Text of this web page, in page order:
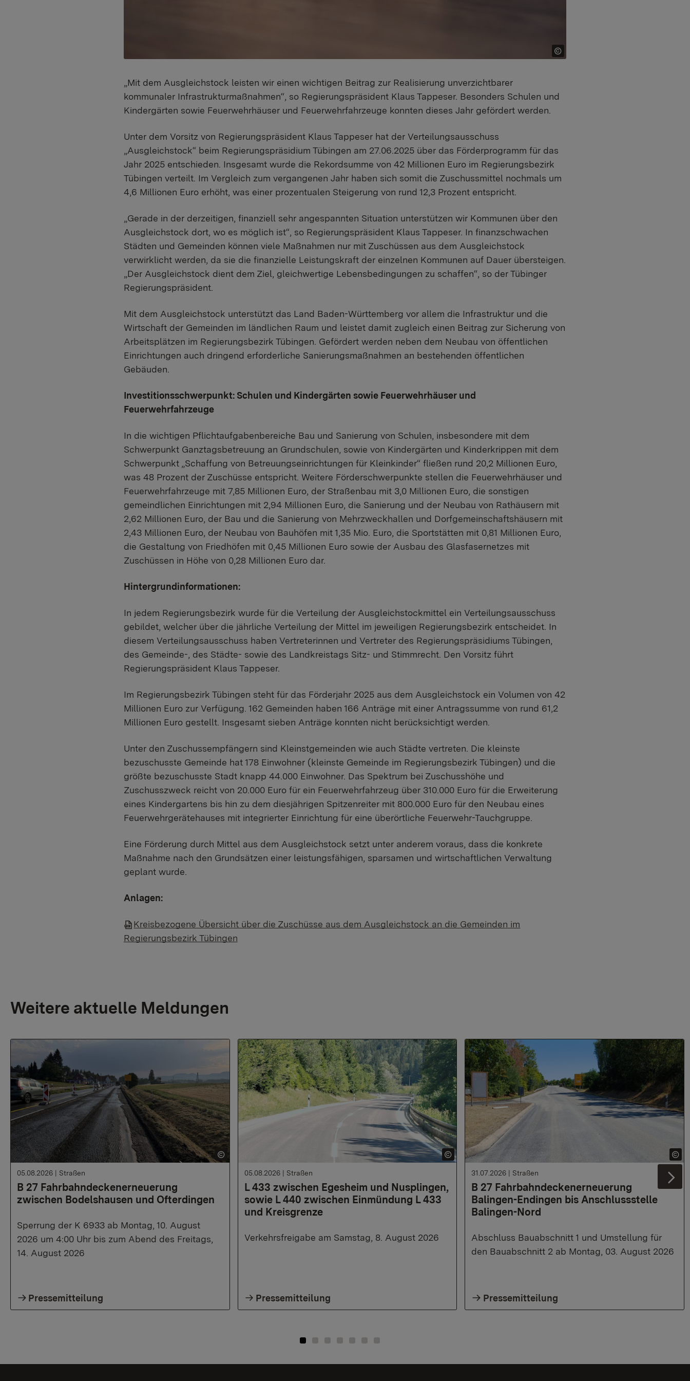
„Mit dem Ausgleichstock leisten wir einen wichtigen Beitrag zur Realisierung unverzichtbarer
kommunaler Infrastrukturmaßnahmen“, so Regierungspräsident Klaus Tappeser. Besonders Schulen und
Kindergärten sowie Feuerwehrhäuser und Feuerwehrfahrzeuge konnten dieses Jahr gefördert werden.
Unter dem Vorsitz von Regierungspräsident Klaus Tappeser hat der Verteilungsausschuss
„Ausgleichstock“ beim Regierungspräsidium Tübingen am 27.06.2025 über das Förderprogramm für das
Jahr 2025 entschieden. Insgesamt wurde die Rekordsumme von 42 Millionen Euro im Regierungsbezirk
Tübingen verteilt. Im Vergleich zum vergangenen Jahr haben sich somit die Zuschussmittel nochmals um
4,6 Millionen Euro erhöht, was einer prozentualen Steigerung von rund 12,3 Prozent entspricht.
„Gerade in der derzeitigen, finanziell sehr angespannten Situation unterstützen wir Kommunen über den
Ausgleichstock dort, wo es möglich ist“, so Regierungspräsident Klaus Tappeser. In finanzschwachen
Städten und Gemeinden können viele Maßnahmen nur mit Zuschüssen aus dem Ausgleichstock
verwirklicht werden, da sie die finanzielle Leistungskraft der einzelnen Kommunen auf Dauer übersteigen.
„Der Ausgleichstock dient dem Ziel, gleichwertige Lebensbedingungen zu schaffen“, so der Tübinger
Regierungspräsident.
Mit dem Ausgleichstock unterstützt das Land Baden-Württemberg vor allem die Infrastruktur und die
Wirtschaft der Gemeinden im ländlichen Raum und leistet damit zugleich einen Beitrag zur Sicherung von
Arbeitsplätzen im Regierungsbezirk Tübingen. Gefördert werden neben dem Neubau von öffentlichen
Einrichtungen auch dringend erforderliche Sanierungsmaßnahmen an bestehenden öffentlichen
Gebäuden.
Investitionsschwerpunkt: Schulen und Kindergärten sowie Feuerwehrhäuser und
Feuerwehrfahrzeuge
In die wichtigen Pflichtaufgabenbereiche Bau und Sanierung von Schulen, insbesondere mit dem
Schwerpunkt Ganztagsbetreuung an Grundschulen, sowie von Kindergärten und Kinderkrippen mit dem
Schwerpunkt „Schaffung von Betreuungseinrichtungen für Kleinkinder“ fließen rund 20,2 Millionen Euro,
was 48 Prozent der Zuschüsse entspricht. Weitere Förderschwerpunkte stellen die Feuerwehrhäuser und
Feuerwehrfahrzeuge mit 7,85 Millionen Euro, der Straßenbau mit 3,0 Millionen Euro, die sonstigen
gemeindlichen Einrichtungen mit 2,94 Millionen Euro, die Sanierung und der Neubau von Rathäusern mit
2,62 Millionen Euro, der Bau und die Sanierung von Mehrzweckhallen und Dorfgemeinschaftshäusern mit
2,43 Millionen Euro, der Neubau von Bauhöfen mit 1,35 Mio. Euro, die Sportstätten mit 0,81 Millionen Euro,
die Gestaltung von Friedhöfen mit 0,45 Millionen Euro sowie der Ausbau des Glasfasernetzes mit
Zuschüssen in Höhe von 0,28 Millionen Euro dar.
Hintergrundinformationen:
In jedem Regierungsbezirk wurde für die Verteilung der Ausgleichstockmittel ein Verteilungsausschuss
gebildet, welcher über die jährliche Verteilung der Mittel im jeweiligen Regierungsbezirk entscheidet. In
diesem Verteilungsausschuss haben Vertreterinnen und Vertreter des Regierungspräsidiums Tübingen,
des Gemeinde-, des Städte- sowie des Landkreistags Sitz- und Stimmrecht. Den Vorsitz führt
Regierungspräsident Klaus Tappeser.
Im Regierungsbezirk Tübingen steht für das Förderjahr 2025 aus dem Ausgleichstock ein Volumen von 42
Millionen Euro zur Verfügung. 162 Gemeinden haben 166 Anträge mit einer Antragssumme von rund 61,2
Millionen Euro gestellt. Insgesamt sieben Anträge konnten nicht berücksichtigt werden.
Unter den Zuschussempfängern sind Kleinstgemeinden wie auch Städte vertreten. Die kleinste
bezuschusste Gemeinde hat 178 Einwohner (kleinste Gemeinde im Regierungsbezirk Tübingen) und die
größte bezuschusste Stadt knapp 44.000 Einwohner. Das Spektrum bei Zuschusshöhe und
Zuschusszweck reicht von 20.000 Euro für ein Feuerwehrfahrzeug über 310.000 Euro für die Erweiterung
eines Kindergartens bis hin zu dem diesjährigen Spitzenreiter mit 800.000 Euro für den Neubau eines
Feuerwehrgerätehauses mit integrierter Einrichtung für eine überörtliche Feuerwehr-Tauchgruppe.
Eine Förderung durch Mittel aus dem Ausgleichstock setzt unter anderem voraus, dass die konkrete
Maßnahme nach den Grundsätzen einer leistungsfähigen, sparsamen und wirtschaftlichen Verwaltung
geplant wurde.
Anlagen:
Kreisbezogene Übersicht über die Zuschüsse aus dem Ausgleichstock an die Gemeinden im
Regierungsbezirk Tübingen
Weitere aktuelle Meldungen
B 27 Fahrbahndeckenerneuerung
zwischen Bodelshausen und Ofterdingen
05.08.2026 | Straßen
Sperrung der K 6933 ab Montag, 10. August
2026 um 4:00 Uhr bis zum Abend des Freitags,
14. August 2026
Pressemitteilung
L 433 zwischen Egesheim und Nusplingen,
sowie L 440 zwischen Einmündung L 433
und Kreisgrenze
05.08.2026 | Straßen
Verkehrsfreigabe am Samstag, 8. August 2026
Pressemitteilung
B 27 Fahrbahndeckenerneuerung
Balingen-Endingen bis Anschlussstelle
Balingen-Nord
31.07.2026 | Straßen
Abschluss Bauabschnitt 1 und Umstellung für
den Bauabschnitt 2 ab Montag, 03. August 2026
Pressemitteilung